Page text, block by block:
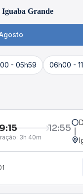
Iguaba Grande
- 05h59 06h00 -
12:55
3h 40m